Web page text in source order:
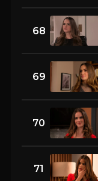
68
69
70
71